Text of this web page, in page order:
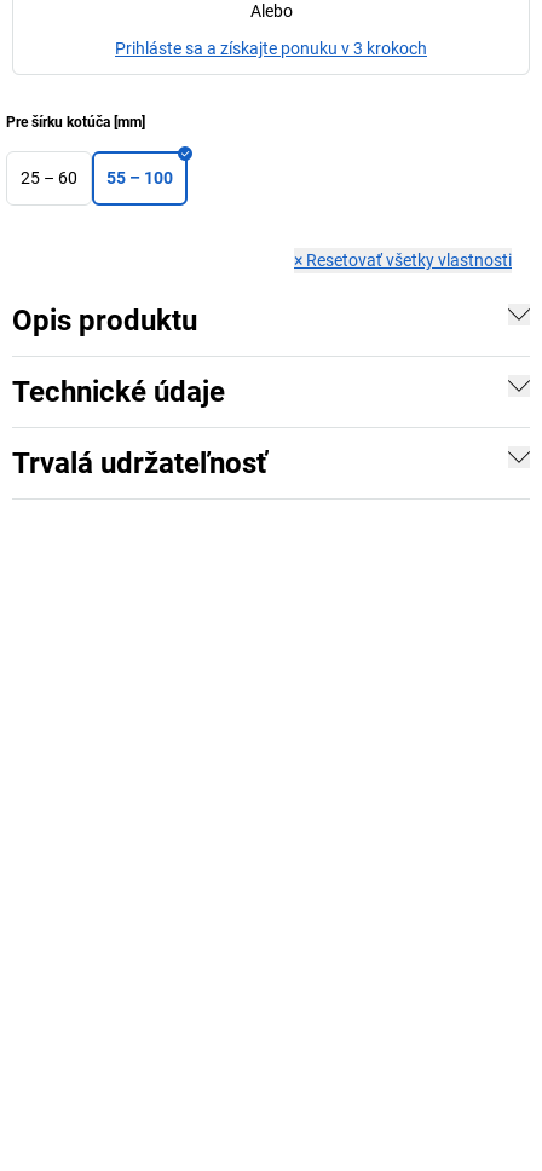
Alebo
Prihláste sa a získajte ponuku v 3 krokoch
Pre šírku kotúča [mm]
25 – 60 55 – 100
× Resetovať všetky vlastnosti
Opis produktu
Technické údaje
Trvalá udržateľnosť